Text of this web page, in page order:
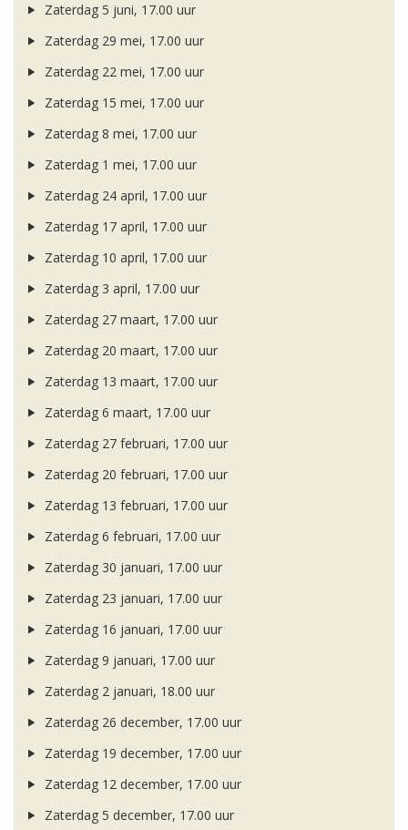
Zaterdag 5 juni, 17.00 uur
Zaterdag 29 mei, 17.00 uur
Zaterdag 22 mei, 17.00 uur
Zaterdag 15 mei, 17.00 uur
Zaterdag 8 mei, 17.00 uur
Zaterdag 1 mei, 17.00 uur
Zaterdag 24 april, 17.00 uur
Zaterdag 17 april, 17.00 uur
Zaterdag 10 april, 17.00 uur
Zaterdag 3 april, 17.00 uur
Zaterdag 27 maart, 17.00 uur
Zaterdag 20 maart, 17.00 uur
Zaterdag 13 maart, 17.00 uur
Zaterdag 6 maart, 17.00 uur
Zaterdag 27 februari, 17.00 uur
Zaterdag 20 februari, 17.00 uur
Zaterdag 13 februari, 17.00 uur
Zaterdag 6 februari, 17.00 uur
Zaterdag 30 januari, 17.00 uur
Zaterdag 23 januari, 17.00 uur
Zaterdag 16 januari, 17.00 uur
Zaterdag 9 januari, 17.00 uur
Zaterdag 2 januari, 18.00 uur
Zaterdag 26 december, 17.00 uur
Zaterdag 19 december, 17.00 uur
Zaterdag 12 december, 17.00 uur
Zaterdag 5 december, 17.00 uur